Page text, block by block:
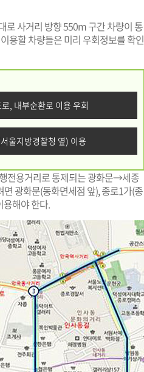
사거리 방향 550m 구간 차량이 통
용할 차량들은 미리 우회정보를 확인
, 내부순환로 이용 우회
울지방경찰청 옆) 이용
전용거리로 통제되는 광화문→세종
광화문(동화면세점 앞), 종로1가(종
용해야 한다.